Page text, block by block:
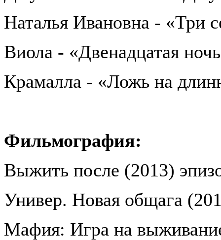
Наталья Ивановна - «Три
Виола - «Двенадцатая
Крамалла - «Ложь на
Фильмография:
Выжить после (2013)
Универ. Новая общага
Мафия: Игра на